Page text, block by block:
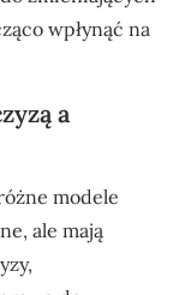
wpłynąć na
a
modele
ale mają